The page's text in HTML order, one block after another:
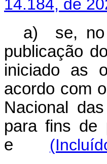
14.184, de
a) se, no
publicação
iniciado as
acordo com
Nacional
para fins de
e